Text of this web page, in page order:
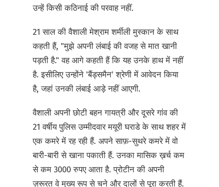
उन्हें किसी कठिनाई की परवाह नहीं.
21 साल की वैशाली मेश्राम शर्मीली मुस्कान के साथ
कहती हैं, "मुझे अपनी लंबाई की वजह से मात खानी
पड़ती है." वह आगे कहती हैं कि यह उनके हाथ में नहीं
है. इसीलिए उन्होंने 'बैंड्समैन' श्रेणी में आवेदन किया
है, जहां उनकी लंबाई आड़े नहीं आएगी.
वैशाली अपनी छोटी बहन गायत्री और दूसरे गांव की
21 वर्षीय पुलिस उम्मीदवार मयूरी घराडे के साथ शहर में
एक कमरे में रह रही हैं. अपने साफ़-सुथरे कमरे में वो
बारी-बारी से खाना पकाती हैं. उनका मासिक ख़र्च कम
से कम 3000 रुपए आता है. प्रोटीन की अपनी
ज़रूरत वे मुख्य रूप से चने और दालों से पूरा करती हैं.